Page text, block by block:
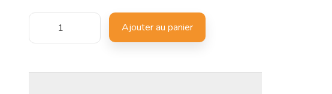
Ajouter au panier